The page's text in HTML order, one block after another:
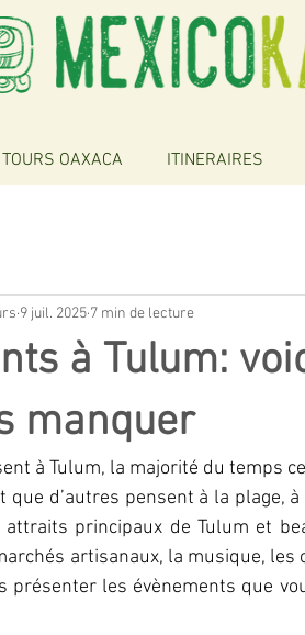
TOURS OAXACA ITINERAIRES
à Tulum:
manquer
9 juil. 2025 7 min de lecture
à Tulum, la majorité du temps
que d’autres pensent à la plage,
principaux de Tulum et
artisanaux, la musique, les
présenter les évènements que